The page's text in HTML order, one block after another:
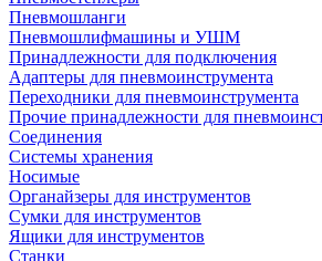
Пневмошланги
Пневмошлифмашины и УШМ
Принадлежности для подключения
Адаптеры для пневмоинструмента
Переходники для пневмоинструмента
Прочие принадлежности для
Соединения
Системы хранения
Носимые
Органайзеры для инструментов
Сумки для инструментов
Ящики для инструментов
Станки